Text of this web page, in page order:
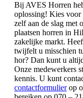
Bij AVES Horren
oplossing! Kies voor
zelf aan de slag met
plaatsen horren in
zakelijke markt.
twijfelt u misschien
hor? Dan kunt u
Onze medewerkers
kennis. U kunt
contactformulierop